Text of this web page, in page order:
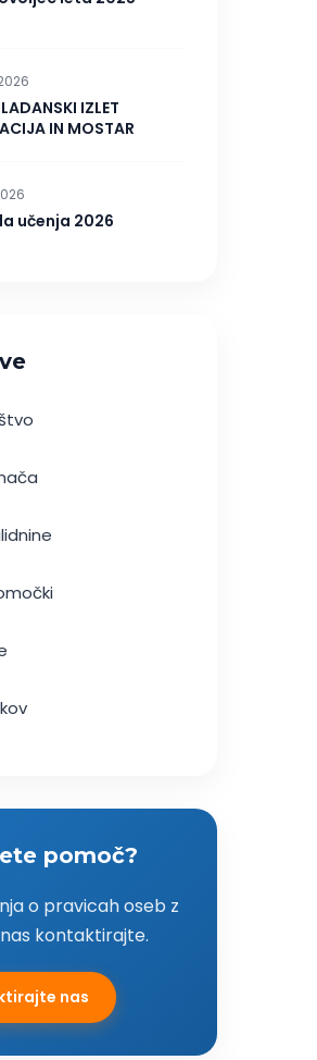
IZLET
IN MOSTAR
učenja 2026
pomoč?
o pravicah oseb z
kontaktirajte.
nas